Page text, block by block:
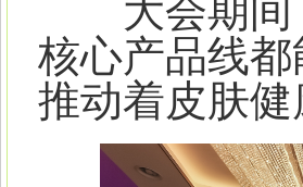
大会期间，
核心产品线
推动着皮肤